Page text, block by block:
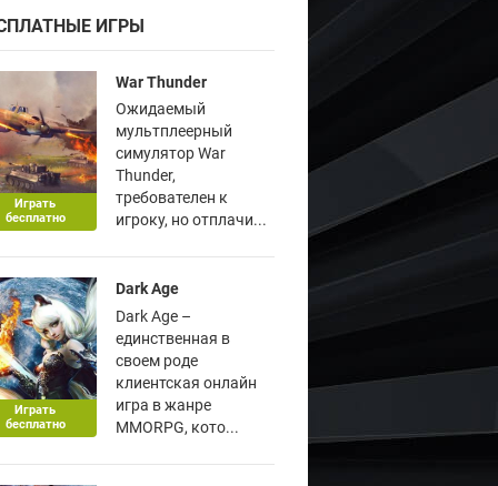
ИГРЫ
Играть
бесплатно
War Thunder
Ожидаемый
мультплеерный
симулятор War
Thunder,
требователен к
игроку, но отплачи...
Играть
бесплатно
Dark Age
Dark Age –
единственная в
своем роде
клиентская онлайн
игра в жанре
MMORPG, кото...